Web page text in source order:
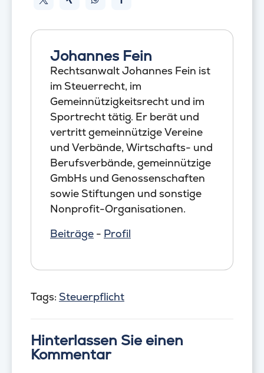
Johannes Fein
Rechtsanwalt Johannes Fein ist
im Steuerrecht, im
Gemeinnützigkeitsrecht und im
Sportrecht tätig. Er berät und
vertritt gemeinnützige Vereine
und Verbände, Wirtschafts- und
Berufsverbände, gemeinnützige
GmbHs und Genossenschaften
sowie Stiftungen und sonstige
Nonprofit-Organisationen.
Beiträge - Profil
Tags: Steuerpflicht
Hinterlassen Sie einen
Kommentar